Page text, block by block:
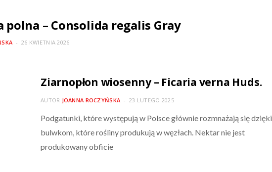
polna – Consolida regalis Gray
26 KWIETNIA 2026
Ziarnopłon wiosenny – Ficaria verna Huds.
AUTOR JOANNA ROCZYŃSKA 23 LUTEGO 2025
Podgatunki, które występują w Polsce głównie rozmnażają się dzięki
bulwkom, które rośliny produkują w węzłach. Nektar nie jest
produkowany obficie